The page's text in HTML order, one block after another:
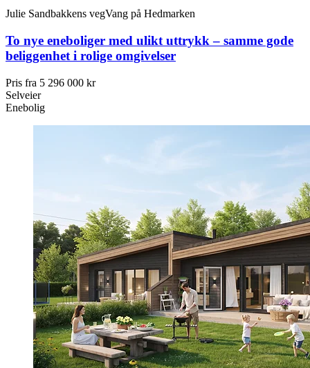
Julie Sandbakkens vegVang på Hedmarken
To nye eneboliger med ulikt uttrykk – samme gode
beliggenhet i rolige omgivelser
Pris fra 5 296 000 kr
Selveier
Enebolig